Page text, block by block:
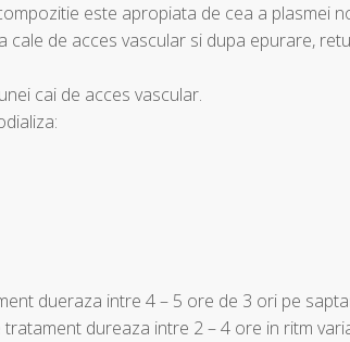
este apropiata de cea a plasmei
de acces vascular si dupa epurare,
cai de acces vascular.
dueraza intre 4 – 5 ore de 3 ori pe
dureaza intre 2 – 4 ore in ritm